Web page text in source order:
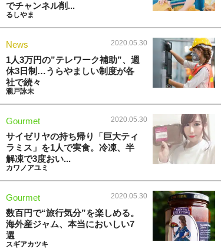
でチャンネル削...
るしやま
News 2020.05.30
1人3万円の”テレワーク補助”、週
休3日制…うらやましい制度が各
社で続々
瀧戸詠未
Gourmet 2020.05.30
サイゼリヤの持ち帰り「巨大ティ
ラミス」を1人で実食。冷凍、半
解凍で3度おい...
カワノアユミ
Gourmet 2020.05.30
数百円で“旅行気分”を楽しめる。
海外産ジャム、本当においしい7
選
スギアカツキ